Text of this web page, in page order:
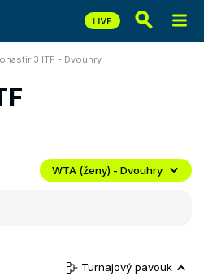
3 ITF - Dvouhry
WTA (ženy) - Dvouhry
Turnajový pavouk